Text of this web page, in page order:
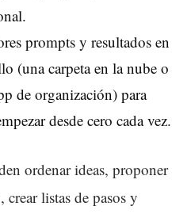
prompts y resultados en
(una carpeta en la nube o
de organización) para
desde cero cada vez.
ordenar ideas, proponer
listas de pasos y